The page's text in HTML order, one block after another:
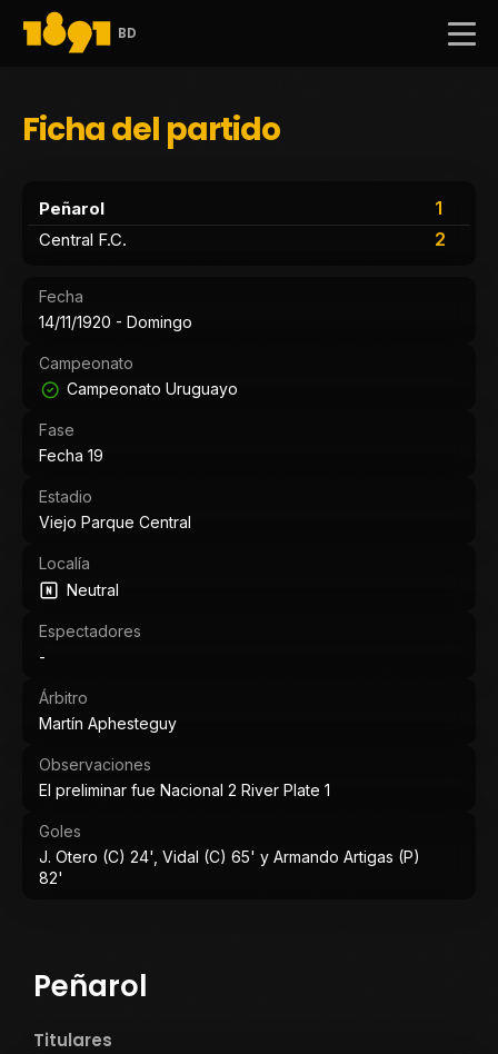
BD
Ficha del partido
Peñarol
1
2
Central F.C.
Fecha
14/11/1920 - Domingo
Campeonato
Campeonato Uruguayo
Fase
Fecha 19
Estadio
Viejo Parque Central
Localía
Neutral
Espectadores
-
Árbitro
Martín Aphesteguy
Observaciones
El preliminar fue Nacional 2 River Plate 1
Goles
J. Otero (C) 24', Vidal (C) 65' y Armando Artigas (P)
82'
Peñarol
Titulares